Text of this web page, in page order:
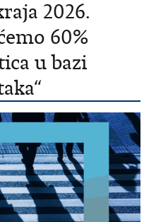
2026.
60%
u bazi